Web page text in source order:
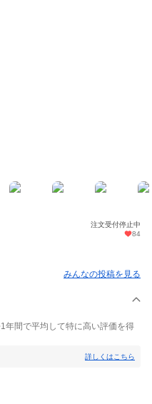
注文受付停止中
84
みんなの投稿を見る
年間で平均して特に高い評価を得
詳しくはこちら